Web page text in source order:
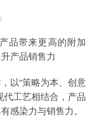
品带来更高的附加
产品销售力
以“策略为本、创意
代工艺相结合，产品
感染力与销售力。